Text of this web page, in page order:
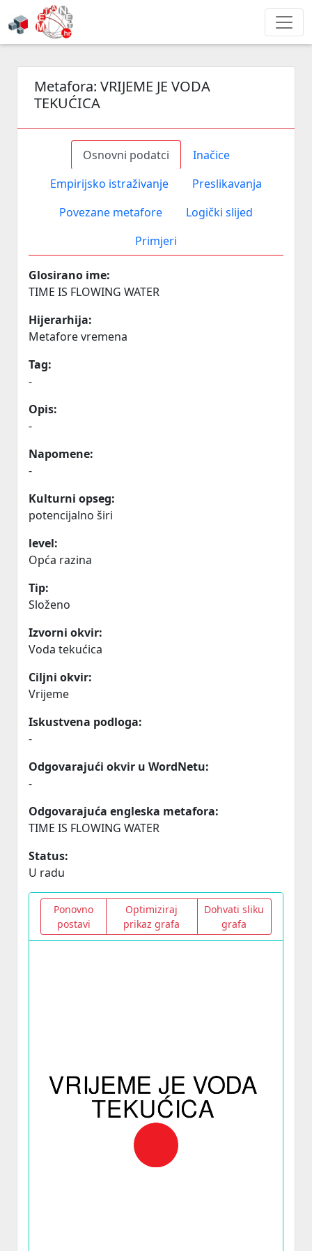
Metafora: VRIJEME JE VODA
TEKUĆICA
Osnovni podatci
Inačice
Empirijsko istraživanje
Preslikavanja
Povezane metafore
Logički slijed
Primjeri
Glosirano ime:
TIME IS FLOWING WATER
Hijerarhija:
Metafore vremena
Tag:
-
Opis:
-
Napomene:
-
Kulturni opseg:
potencijalno širi
level:
Opća razina
Tip:
Složeno
Izvorni okvir:
Voda tekućica
Ciljni okvir:
Vrijeme
Iskustvena podloga:
-
Odgovarajući okvir u WordNetu:
-
Odgovarajuća engleska metafora:
TIME IS FLOWING WATER
Status:
U radu
Ponovno
postavi
Optimiziraj
prikaz grafa
Dohvati sliku
grafa